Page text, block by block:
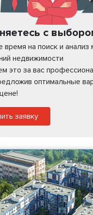
с
время на поиск и анализ
недвижимости
это за вас
оптимальные
заявку